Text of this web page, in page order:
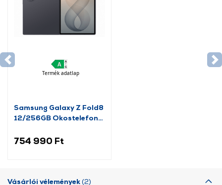
Termék adatlap
Samsung Galaxy Z Fold8
12/256GB Okostelefon,
754 990 Ft
Vásárlói vélemények(2)